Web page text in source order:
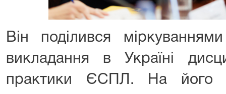
Він поділився
викладання в Україні
практики ЄСПЛ. На його